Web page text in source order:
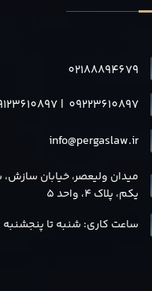
02188894679
info@pergaslaw.ir
| 09223610897
میدان ولیعصر، خیابان
یکم، پلاک 4، واحد 5
ساعت کاری: شنبه تا پنجشنبه 8 الی17